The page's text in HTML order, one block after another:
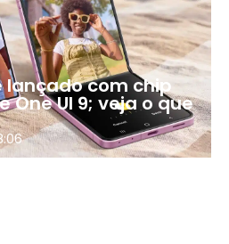
lançado com chip
One UI 9; veja o que